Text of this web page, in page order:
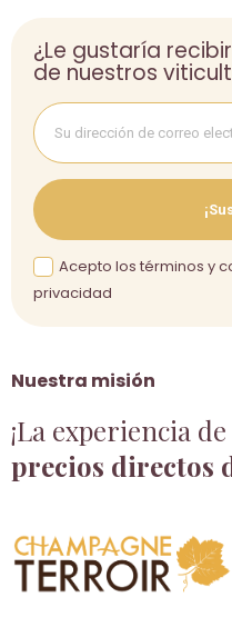
Nuestra misión
¡La experiencia
precios directos
¿Le gustaría
de nuestros
Acepto los términos y
privacidad